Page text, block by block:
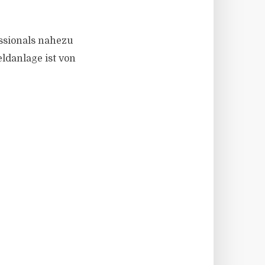
nahezu
ist von